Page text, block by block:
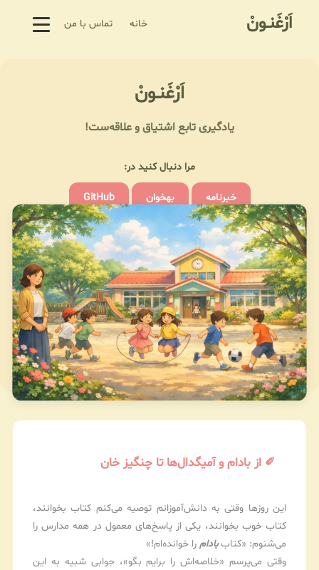
اَرْغَنـونْ خانه تماس با من
اَرْغَنـونْ
یادگیری تابع اشتیاق و علاقه‌ست!
مرا دنبال کنید در:
خبرنامه بهخوان GitHub
✐ از بادام و آمیگدال‌ها تا چنگیز خان
این روزها وقتی به دانش‌آموزانم توصیه می‌کنم کتاب بخوانند،
کتاب خوب بخوانند، یکی از پاسخ‌های معمول در همه مدارس را
می‌شنوم: «کتاببادامرا خوانده‌ام!»
وقتی می‌پرسم «خلاصه‌اش را برایم بگو»، جوابی شبیه به این